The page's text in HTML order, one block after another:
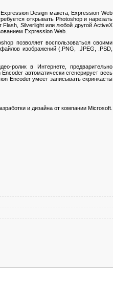
Design макета, Expression Web
открывать Photoshop и нарезать
Silverlight или любой другой ActiveX
Expression Web.
позволяет воспользоваться своими
изображений (.PNG, .JPEG, .PSD,
ролик в Интернете, предварительно
автоматически сгенерирует весь
Encoder умеет записывать скринкасты
и дизайна от компании Microsoft.